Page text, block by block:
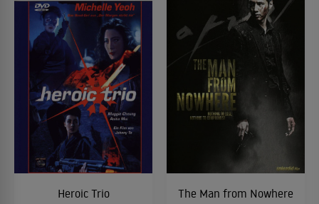
Heroic Trio The Man from Nowhere